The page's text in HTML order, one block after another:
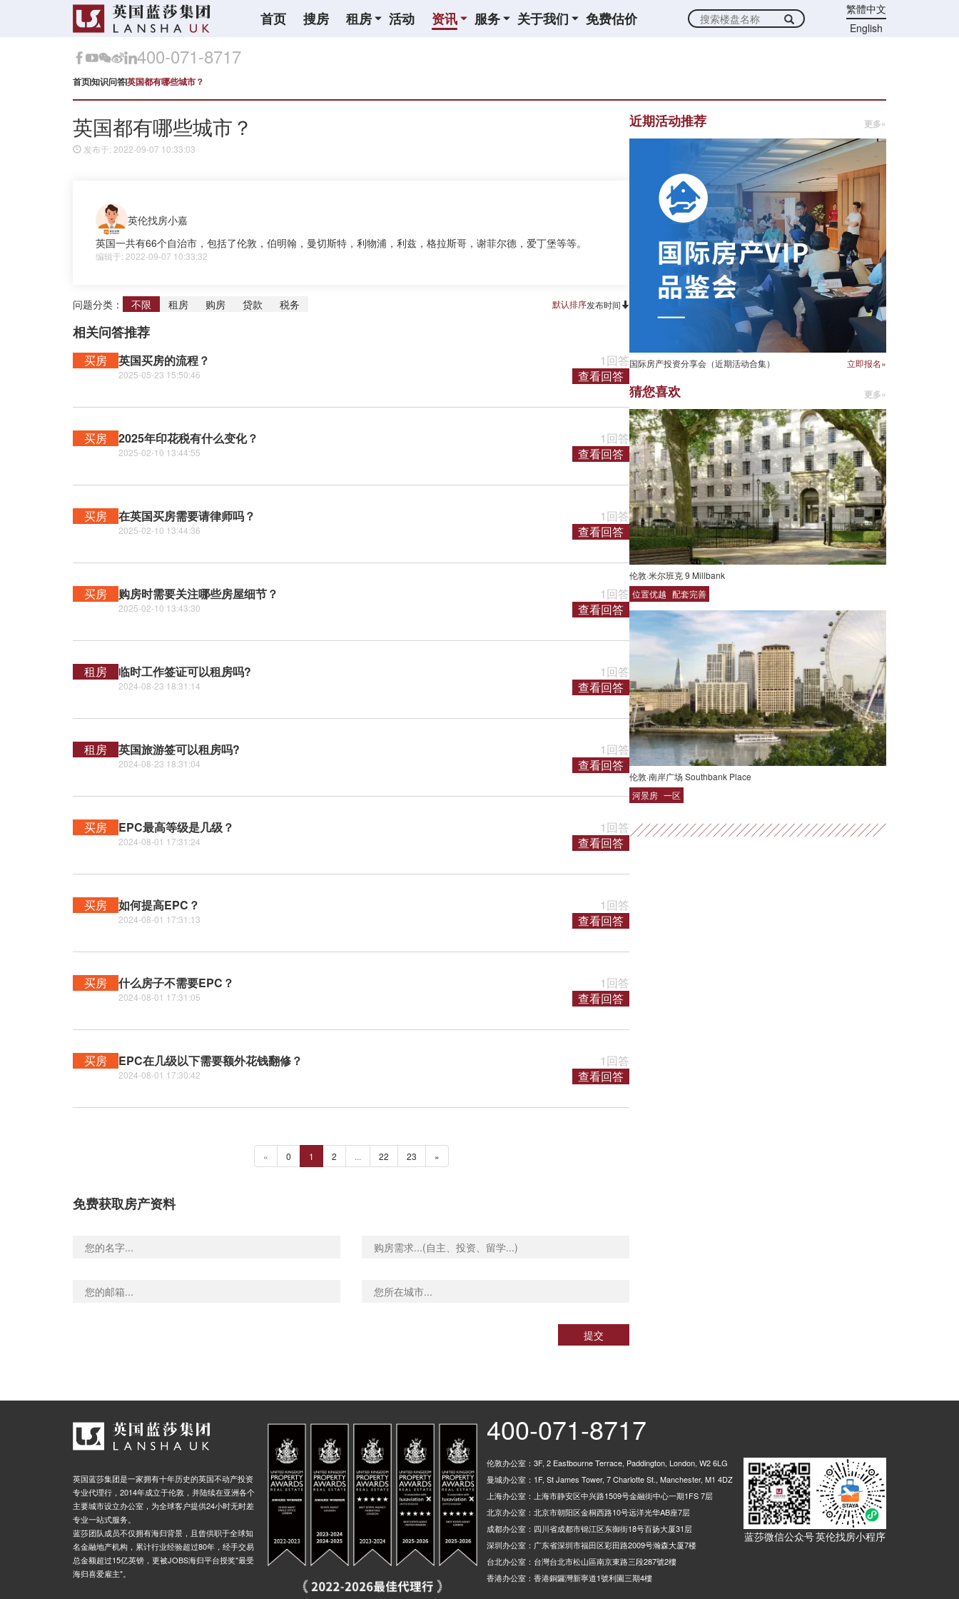
首页 搜房 租房 活动 资讯 服务 关于我们 免费估价
繁體中文
English
400-071-8717
首页知识问答英国都有哪些城市？
英国都有哪些城市？
发布于: 2022-09-07 10:33:03
英伦找房小嘉
英国一共有66个自治市，包括了伦敦，伯明翰，曼切斯特，利物浦，利兹，格拉斯哥，谢菲尔德，爱丁堡等等。
编辑于: 2022-09-07 10:33:32
问题分类： 不限 租房 购房 贷款 税务 默认排序发布时间
相关问答推荐
买房 英国买房的流程？
2025-05-23 15:50:46
1回答
查看回答
买房 2025年印花税有什么变化？
2025-02-10 13:44:55
1回答
查看回答
买房 在英国买房需要请律师吗？
2025-02-10 13:44:36
1回答
查看回答
买房 购房时需要关注哪些房屋细节？
2025-02-10 13:43:30
1回答
查看回答
租房 临时工作签证可以租房吗?
2024-08-23 18:31:14
1回答
查看回答
租房 英国旅游签可以租房吗?
2024-08-23 18:31:04
1回答
查看回答
买房 EPC最高等级是几级？
2024-08-01 17:31:24
1回答
查看回答
买房 如何提高EPC？
2024-08-01 17:31:13
1回答
查看回答
买房 什么房子不需要EPC？
2024-08-01 17:31:05
1回答
查看回答
买房 EPC在几级以下需要额外花钱翻修？
2024-08-01 17:30:42
1回答
查看回答
« 0 1 2 ... 22 23 »
免费获取房产资料
提交
近期活动推荐 更多»
国际房产投资分享会（近期活动合集） 立即报名»
猜您喜欢 更多»
伦敦·米尔班克 9 Millbank
位置优越 配套完善
伦敦·南岸广场 Southbank Place
河景房 一区
英国蓝莎集团是一家拥有十年历史的英国不动产投资
专业代理行，2014年成立于伦敦，并陆续在亚洲各个
主要城市设立办公室，为全球客户提供24小时无时差
专业一站式服务。
蓝莎团队成员不仅拥有海归背景，且曾供职于全球知
名金融地产机构，累计行业经验超过80年，经手交易
总金额超过15亿英镑，更被JOBS海归平台授奖"最受
海归喜爱雇主"。
400-071-8717
伦敦办公室：3F, 2 Eastbourne Terrace, Paddington, London, W2 6LG
曼城办公室：1F, St James Tower, 7 Charlotte St., Manchester, M1 4DZ
上海办公室：上海市静安区中兴路1509号金融街中心一期1FS 7层
北京办公室：北京市朝阳区金桐西路10号远洋光华AB座7层
成都办公室：四川省成都市锦江区东御街18号百扬大厦31层
深圳办公室：广东省深圳市福田区彩田路2009号瀚森大厦7楼
台北办公室：台灣台北市松山區南京東路三段287號2樓
香港办公室：香港銅鑼灣新寧道1號利園三期4樓
蓝莎微信公众号英伦找房小程序